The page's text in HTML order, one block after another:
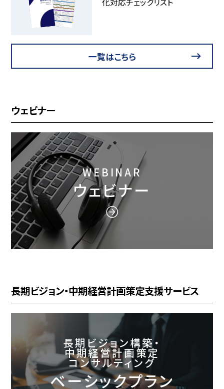
化対応チェックリスト
一覧はこちら
ウェビナー
WEBINAR
ウェビナー
長期ビジョン・中期経営計画策定支援サービス
長期ビジョン構築・
中期経営計画策定
コンサルティング
ベーシックプラン